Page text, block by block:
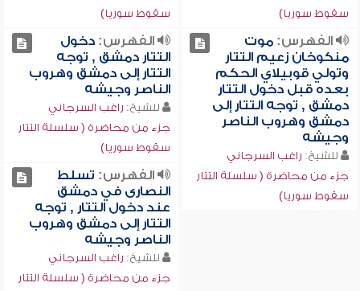
سقوط سوريا)
سقوط سوريا)
الفهرس:موت
منكوخان زعيم التتار
وتولي قوبيلاي الحكم
بعده قبل دخول التتار
دمشق , توجه التتار إلى
دمشق وهروب الناصر
وجيشه
للشيخ: راغب السرجاني
جزء من محاضرة ( سلسلة التتار
سقوط سوريا)
الفهرس:دخول
التتار دمشق , توجه
التتار إلى دمشق وهروب
الناصر وجيشه
للشيخ: راغب السرجاني
جزء من محاضرة ( سلسلة التتار
سقوط سوريا)
الفهرس: تسلط
النصارى في دمشق
عند دخول التتار , توجه
التتار إلى دمشق وهروب
الناصر وجيشه
للشيخ: راغب السرجاني
جزء من محاضرة ( سلسلة التتار